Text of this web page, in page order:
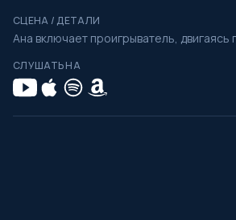
СЦЕНА / ДЕТАЛИ
Ана включает проигрыватель, двигаясь
СЛУШАТЬ НА